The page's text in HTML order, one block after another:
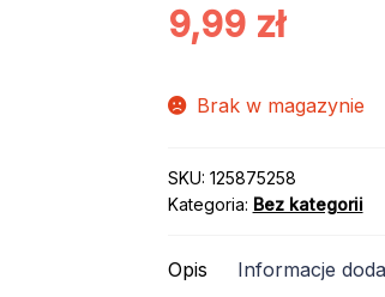
9,99 zł
Brak w magazynie
SKU: 125875258
Kategoria: Bez kategorii
Opis Informacje